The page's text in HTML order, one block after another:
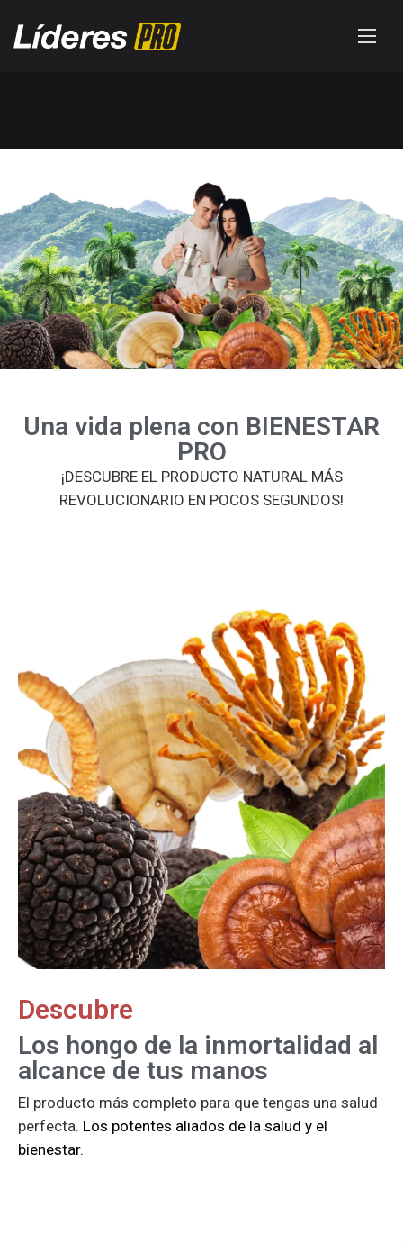
Una vida plena con BIENESTAR
PRO
REVOLUCIONARIO EN POCOS SEGUNDOS!
Descubre
Los hongo de la inmortalidad al
alcance de tus manos
perfecta.Los potentes aliados de la salud y el
bienestar.